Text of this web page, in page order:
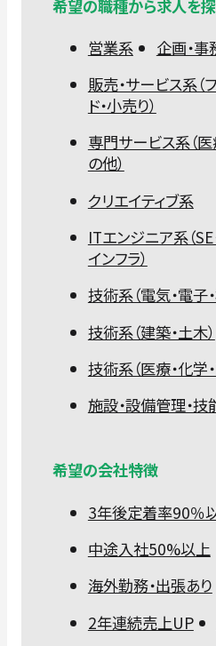
希望の職種から求人を
営業系
企画・事
販売・サービス系（
ド・小売り）
専門サービス系（医
の他）
クリエイティブ系
ITエンジニア系（SE
インフラ）
技術系（電気・電子
技術系（建築・土木）
技術系（医療・化学
施設・設備管理・技
希望の会社特徴
3年後定着率90％
中途入社50%以上
海外勤務・出張あり
2年連続売上UP